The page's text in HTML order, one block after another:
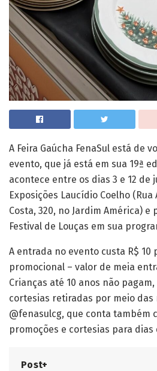
A Feira Gaúcha FenaSul está de
evento, que já está em sua 19ª
acontece entre os dias 3 e 12 de
Exposições Laucídio Coelho (Rua
Costa, 320, no Jardim América)
Festival de Louças em sua
A entrada no evento custa R$ 10
promocional – valor de meia
Crianças até 10 anos não
cortesias retiradas por meio das
@‌fenasulcg, que conta também
promoções e cortesias para dias
Post+